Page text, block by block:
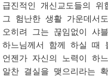
급진적인 개신교도들의 위
그 험난한 생활 가운데서
오히려 그는 끊임없이 샤
하느님께서 함께 하실 때
언젠가 자신의 노력이 하
알찬 결실을 맺으리라는